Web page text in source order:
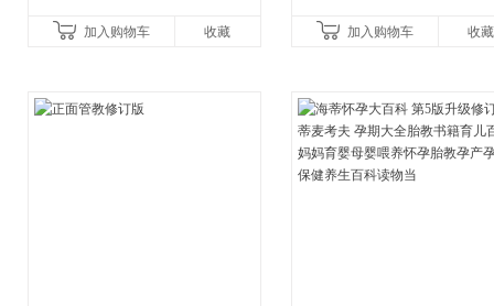
加入购物车 收藏 加入购物车 收藏